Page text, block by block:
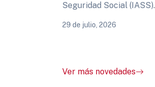
Seguridad Social (IASS).
29 de julio, 2026
Ver más novedades